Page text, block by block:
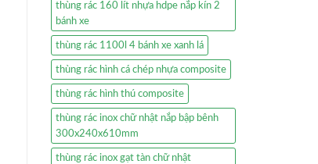
thùng rác 160 lít nhựa hdpe nắp kín 2
bánh xe
thùng rác 1100l 4 bánh xe xanh lá
thùng rác hình cá chép nhựa composite
thùng rác hình thú composite
thùng rác inox chữ nhật nắp bập bênh
300x240x610mm
thùng rác inox gạt tàn chữ nhật